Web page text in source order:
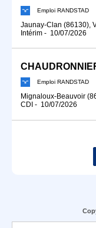
Emploi RANDSTAD
Jaunay-Clan (86130),
Intérim - 10/07/2026
Emploi RANDSTAD
Mignaloux-Beauvoir
CDI - 10/07/2026